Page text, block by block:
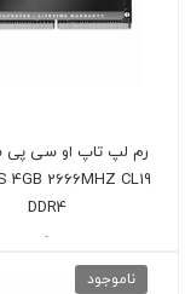
4GB 2666MHZ CL19
DDR4
-
ناموجود